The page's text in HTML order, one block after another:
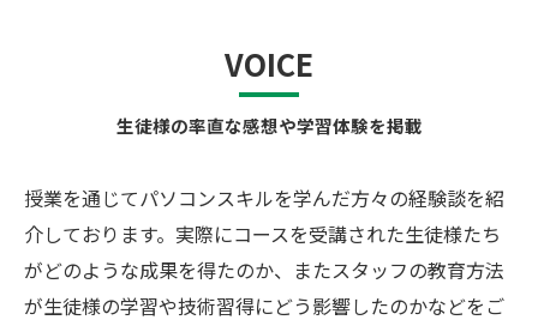
VOICE
生徒様の率直な感想や学習体験を掲載
授業を通じてパソコンスキルを学んだ方々の経験談を紹
介しております。実際にコースを受講された生徒様たち
がどのような成果を得たのか、またスタッフの教育方法
が生徒様の学習や技術習得にどう影響したのかなどをご